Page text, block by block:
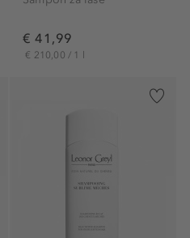
€ 41,99
€ 210,00 / 1 l